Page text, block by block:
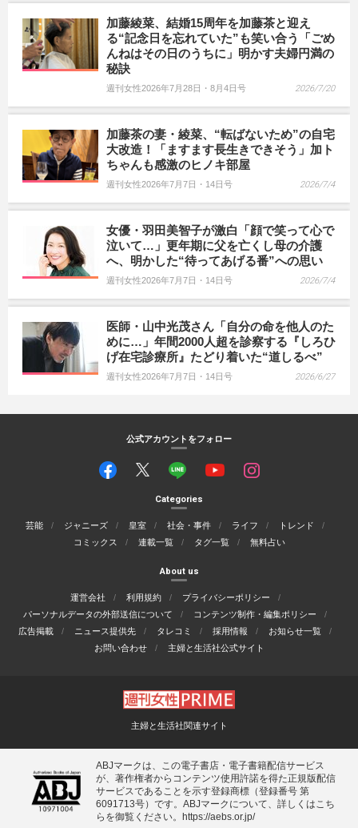
加藤綾菜、結婚15周年を加藤茶と迎え
る“記念日を忘れていた”も笑い合う「ごめ
んねはその日のうちに」明かす夫婦円満の
秘訣
週刊女性2026年7月28日・8月4日号 2026/7/20
加藤茶の妻・綾菜、“転ばないため”の自宅
大改造！「ますます長生きできそう」加ト
ちゃんも感激のヒノキ部屋
週刊女性2026年7月7日・14日号 2026/7/4
女優・羽田美智子が激白「顔で笑って心で
泣いて…」更年期に父を亡くし母の介護
へ、明かした“待ってあげる番”への思い
週刊女性2026年7月7日・14日号 2026/7/4
医師・山中光茂さん「自分の命を他人のた
めに…」年間2000人超を診察する『しろひ
げ在宅診療所』たどり着いた“道しるべ”
週刊女性2026年7月7日・14日号 2026/6/27
公式アカウントをフォロー
Categories
芸能 ジャニーズ 皇室 社会・事件 ライフ
トレンド
コミックス
連載一覧 タグ一覧 無料占い
About us
運営会社 利用規約
プライバシーポリシー
パーソナルデータの外部送信について
コンテンツ制作・編集ポリシー
広告掲載
ニュース提供先 タレコミ 採用情報
お知らせ一覧
お問い合わせ
主婦と生活社公式サイト
主婦と生活社関連サイト
ABJマークは、この電子書店・電子書籍配信サービス
が、著作権者からコンテンツ使用許諾を得た正規版配信
サービスであることを示す登録商標（登録番号 第
6091713号）です。ABJマークについて、詳しくはこち
らを御覧ください。
https://aebs.or.jp/